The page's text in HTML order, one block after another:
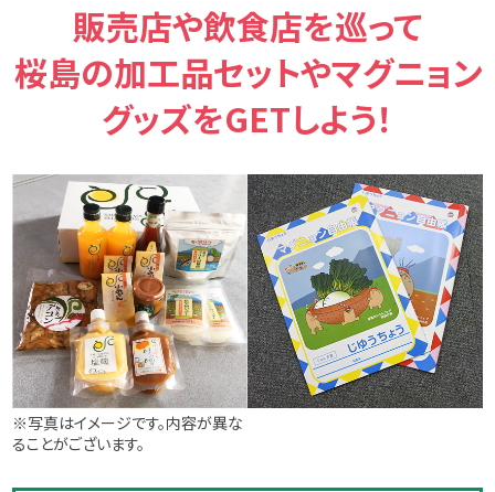
販売店や飲食店を巡って
桜島の加工品セットやマグニョン
グッズをGETしよう！
※写真はイメージです。内容が異な
ることがございます。